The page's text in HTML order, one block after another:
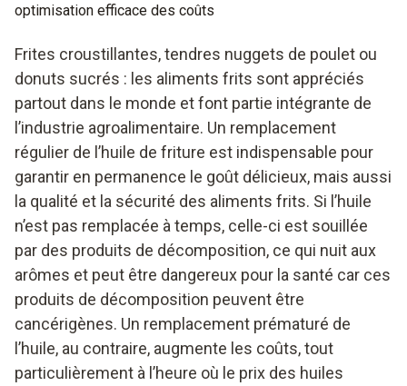
optimisation efficace des coûts
Frites croustillantes, tendres nuggets de poulet ou
donuts sucrés : les aliments frits sont appréciés
partout dans le monde et font partie intégrante de
l’industrie agroalimentaire. Un remplacement
régulier de l’huile de friture est indispensable pour
garantir en permanence le goût délicieux, mais aussi
la qualité et la sécurité des aliments frits. Si l’huile
n’est pas remplacée à temps, celle-ci est souillée
par des produits de décomposition, ce qui nuit aux
arômes et peut être dangereux pour la santé car ces
produits de décomposition peuvent être
cancérigènes. Un remplacement prématuré de
l’huile, au contraire, augmente les coûts, tout
particulièrement à l’heure où le prix des huiles